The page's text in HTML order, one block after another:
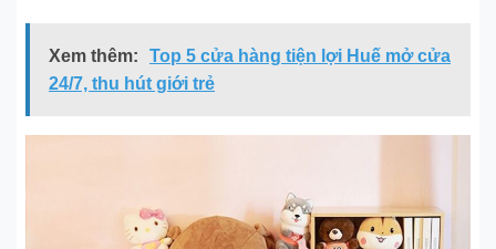
Xem thêm:
Top 5 cửa hàng tiện lợi Huế mở cửa
24/7, thu hút giới trẻ